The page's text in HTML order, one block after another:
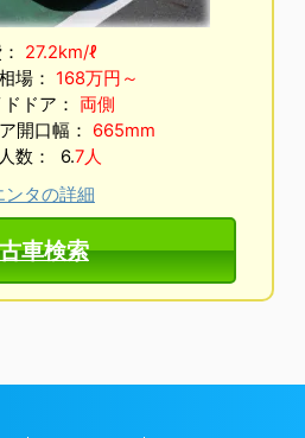
27.2km/ℓ
場： 168万円～
ドア： 両側
開口幅： 665mm
数： 6.7人
ンタの詳細
車検索